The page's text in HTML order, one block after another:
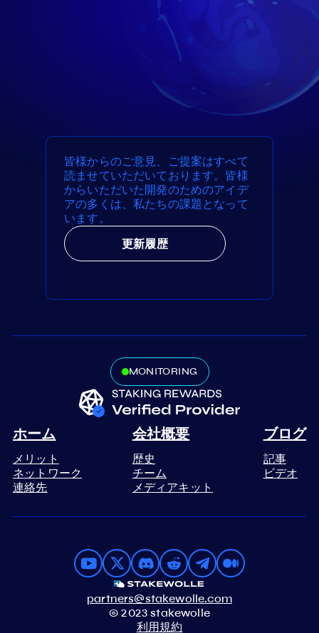
皆様からのご意見、ご提案はすべて
読ませていただいております。皆様
からいただいた開発のためのアイデ
アの多くは、私たちの課題となって
います。
更新履歴
MONITORING
ホーム
メリット
ネットワーク
連絡先
会社概要
歴史
チーム
メディアキット
ブログ
記事
ビデオ
partners@stakewolle.com
© 2023 stakewolle
利用規約